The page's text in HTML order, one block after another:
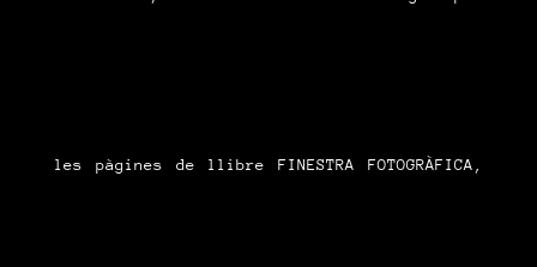
les pàgines de llibre FINESTRA FOTOGRÀFICA,